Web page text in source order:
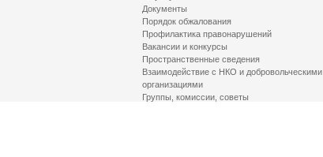
Документы
Порядок обжалования
Профилактика правонарушений
Вакансии и конкурсы
Пространственные сведения
Взаимодействие с НКО и добровольческими
организациями
Группы, комиссии, советы